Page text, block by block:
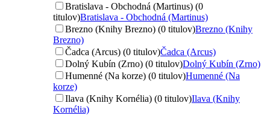
Bratislava - Obchodná (Martinus) (0
titulov)Bratislava - Obchodná (Martinus)
Brezno (Knihy Brezno) (0 titulov)Brezno (Knihy
Brezno)
Čadca (Arcus) (0 titulov)Čadca (Arcus)
Dolný Kubín (Zrno) (0 titulov)Dolný Kubín (Zrno)
Humenné (Na korze) (0 titulov)Humenné (Na
korze)
Ilava (Knihy Kornélia) (0 titulov)Ilava (Knihy
Kornélia)